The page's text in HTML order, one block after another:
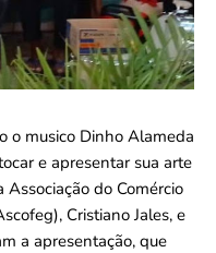
o musico Dinho Alameda
e apresentar sua arte
do Comércio
Cristiano Jales, e
a apresentação, que